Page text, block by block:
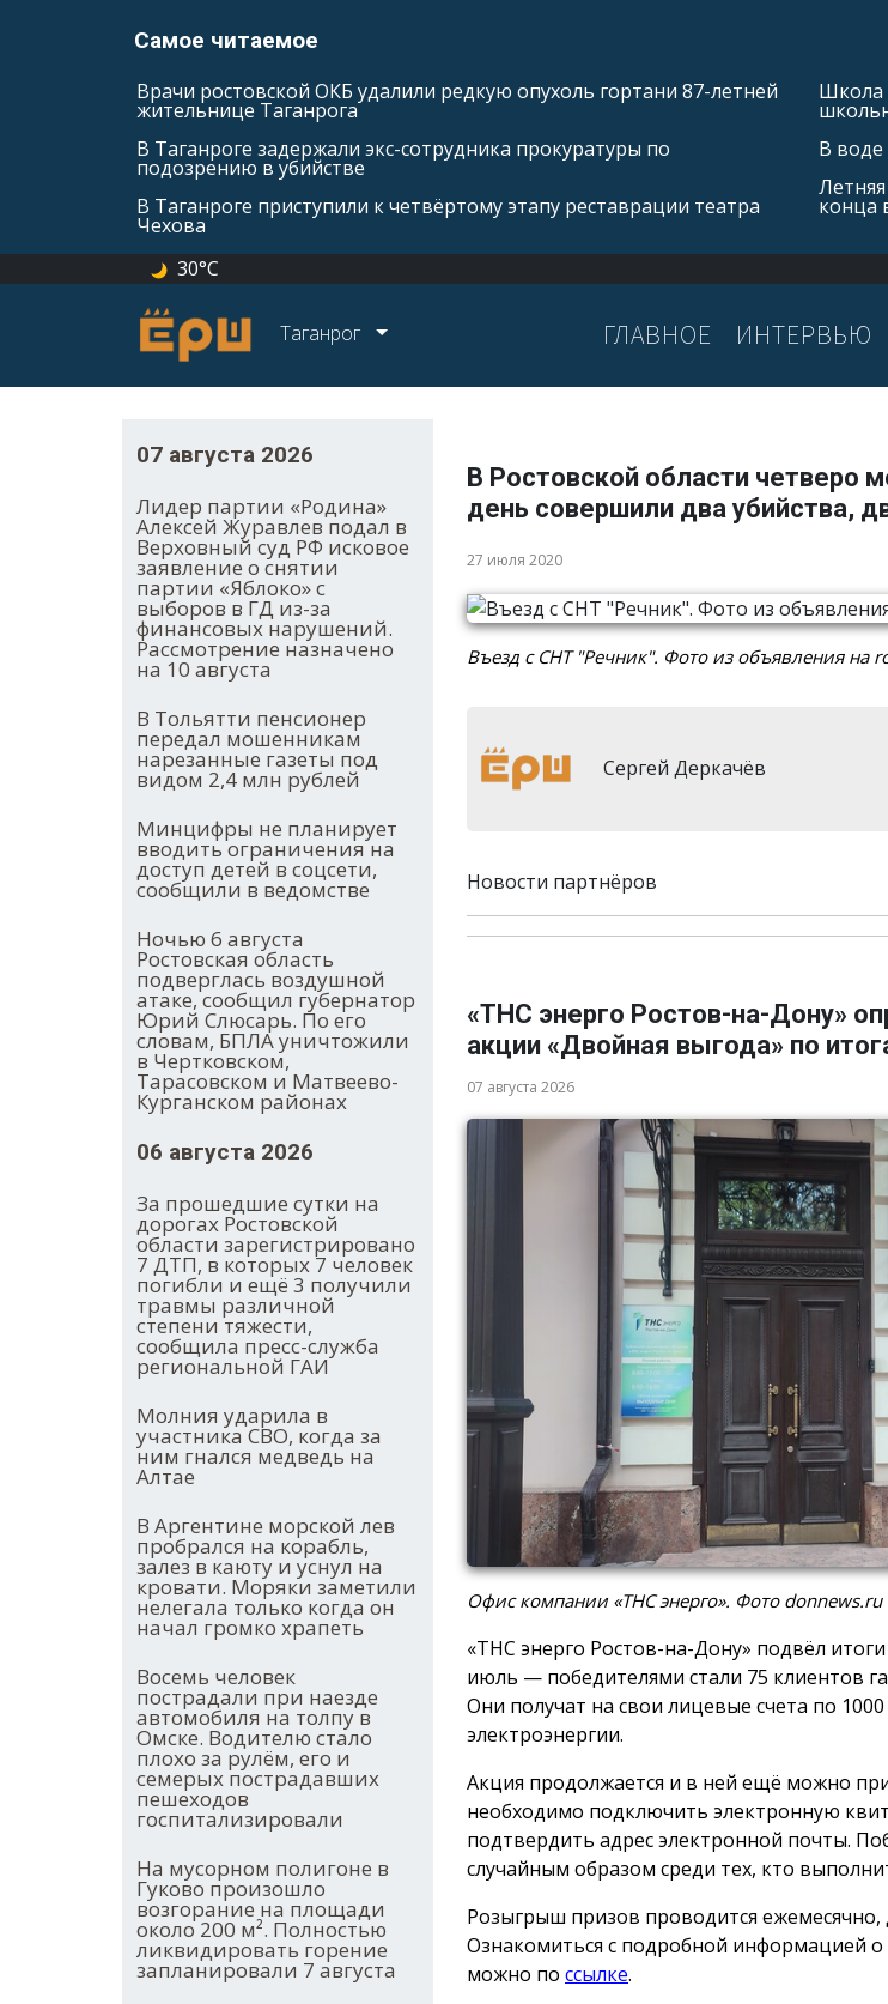
Самое читаемое
Врачи ростовской ОКБ удалили редкую опухоль гортани 87-летней
жительнице Таганрога
В Таганроге задержали экс-сотрудника прокуратуры по
подозрению в убийстве
В Таганроге приступили к четвёртому этапу реставрации театра
Чехова
Школа
В воде
конца
30°C
Таганрог ГЛАВНОЕ ИНТЕРВЬЮ
07 августа 2026
Лидер партии «Родина»
Алексей Журавлев подал в
Верховный суд РФ исковое
заявление о снятии
партии «Яблоко» с
выборов в ГД из-за
финансовых нарушений.
Рассмотрение назначено
на 10 августа
В Тольятти пенсионер
передал мошенникам
нарезанные газеты под
видом 2,4 млн рублей
Минцифры не планирует
вводить ограничения на
доступ детей в соцсети,
сообщили в ведомстве
Ночью 6 августа
Ростовская область
подверглась воздушной
атаке, сообщил губернатор
Юрий Слюсарь. По его
словам, БПЛА уничтожили
в Чертковском,
Тарасовском и Матвеево-
Курганском районах
06 августа 2026
За прошедшие сутки на
дорогах Ростовской
области зарегистрировано
7 ДТП, в которых 7 человек
погибли и ещё 3 получили
травмы различной
степени тяжести,
сообщила пресс-служба
региональной ГАИ
Молния ударила в
участника СВО, когда за
ним гнался медведь на
Алтае
В Аргентине морской лев
пробрался на корабль,
залез в каюту и уснул на
кровати. Моряки заметили
нелегала только когда он
начал громко храпеть
Восемь человек
пострадали при наезде
автомобиля на толпу в
Омске. Водителю стало
плохо за рулём, его и
семерых пострадавших
пешеходов
госпитализировали
На мусорном полигоне в
Гуково произошло
возгорание на площади
около 200 м². Полностью
ликвидировать горение
запланировали 7 августа
В Ростовской области четверо
день совершили два убийства,
27 июля 2020
Въезд с СНТ "Речник". Фото из объявления на
Сергей Деркачёв
Новости партнёров
«ТНС энерго Ростов-на-Дону»
акции «Двойная выгода» по
07 августа 2026
Офис компании «ТНС энерго». Фото donnews.ru
«ТНС энерго Ростов-на-Дону» подвёл
июль — победителями стали 75 клиентов
Они получат на свои лицевые счета по
электроэнергии.
Акция продолжается и в ней ещё можно
необходимо подключить электронную
подтвердить адрес электронной почты.
случайным образом среди тех, кто
Розыгрыш призов проводится ежемесячно,
Ознакомиться с подробной информацией
можно по ссылке.